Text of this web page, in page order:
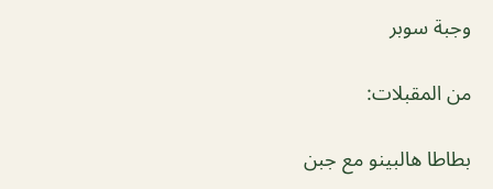
وجبة سوبر
من المقبلات:
بطاطا هالبينو مع جبن